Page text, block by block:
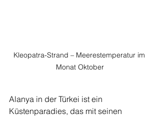
Kleopatra-Strand – Meerestemperatur im
Monat Oktober
Alanya in der Türkei ist ein
Küstenparadies, das mit seinen